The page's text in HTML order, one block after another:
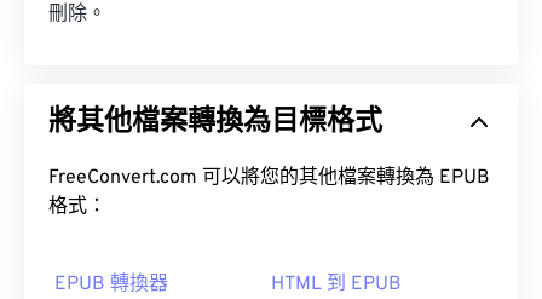
刪除。
將其他檔案轉換為目標格式
FreeConvert.com 可以將您的其他檔案轉換為 EPUB
格式：
EPUB 轉換器 HTML 到 EPUB